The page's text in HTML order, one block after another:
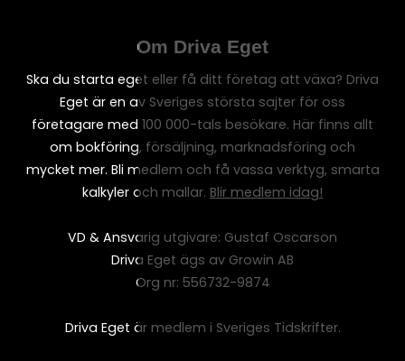
Om Driva Eget
Ska du starta eget eller få ditt företag att växa? Driva
Eget är en av Sveriges största sajter för oss
företagare med 100 000-tals besökare. Här finns allt
om bokföring, försäljning, marknadsföring och
mycket mer. Bli medlem och få vassa verktyg, smarta
kalkyler och mallar. Blir medlem idag!
VD & Ansvarig utgivare: Gustaf Oscarson
Driva Eget ägs av Growin AB
Org nr: 556732-9874
Driva Eget är medlem i Sveriges Tidskrifter.